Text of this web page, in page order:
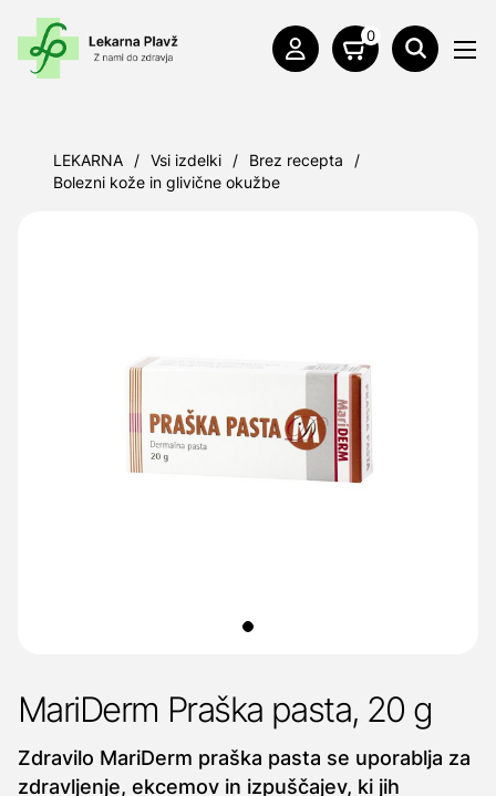
0
LEKARNA / Vsi izdelki / Brez recepta
/
Bolezni kože in glivične okužbe
MariDerm Praška pasta, 20 g
Zdravilo MariDerm praška pasta se uporablja za
zdravljenje, ekcemov in izpuščajev, ki jih